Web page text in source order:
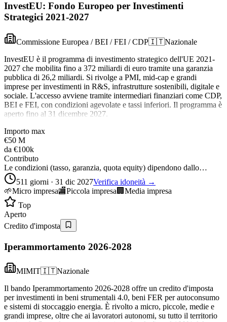
InvestEU: Fondo Europeo per Investimenti
Strategici 2021-2027
Commissione Europea / BEI / FEI / CDP🇮🇹Nazionale
InvestEU è il programma di investimento strategico dell'UE 2021-
2027 che mobilita fino a 372 miliardi di euro tramite una garanzia
pubblica di 26,2 miliardi. Si rivolge a PMI, mid-cap e grandi
imprese per investimenti in R&S, infrastrutture sostenibili, digitale e
sociale. L'accesso avviene tramite intermediari finanziari come CDP,
BEI e FEI, con condizioni agevolate e tassi inferiori. Il programma è
aperto fino al 31 dicembre 2027.
Importo max
€50 M
da €100k
Contributo
Le condizioni (tasso, garanzia, quota equity) dipendono dallo…
511 giorni · 31 dic 2027Verifica idoneità →
🌱Micro impresa🏬Piccola impresa 🏢 Media impresa
Top
Aperto
Credito d'imposta
Iperammortamento 2026-2028
MIMIT🇮🇹Nazionale
Il bando Iperammortamento 2026-2028 offre un credito d'imposta
per investimenti in beni strumentali 4.0, beni FER per autoconsumo
e sistemi di stoccaggio energia. È rivolto a micro, piccole, medie e
grandi imprese, oltre che ai lavoratori autonomi, su tutto il territorio